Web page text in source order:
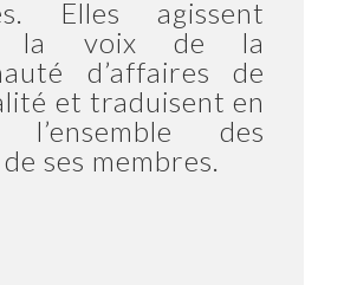
Elles agissent
la voix de la
d’affaires de
et traduisent en
l’ensemble des
ses membres.